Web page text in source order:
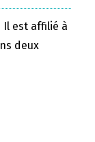
Il est affilié à
deux